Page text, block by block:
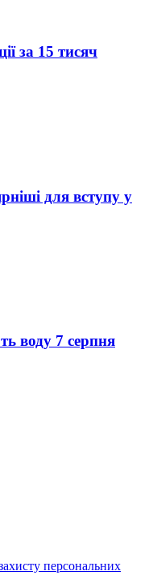
за 15 тисяч
для вступу у
воду 7 серпня
персональних